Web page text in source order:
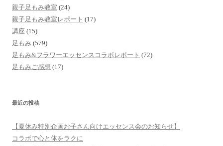
親子足もみ教室 (24)
親子足もみ教室レポート (17)
講座 (15)
足もみ (579)
足もみ&フラワーエッセンスコラボレポート (72)
足もみご感想 (17)
最近の投稿
【夏休み特別企画お子さん向けエッセンス会のお知らせ】
コラボで心と体をラクに